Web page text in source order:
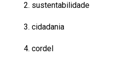
sustentabilidade
cidadania
cordel